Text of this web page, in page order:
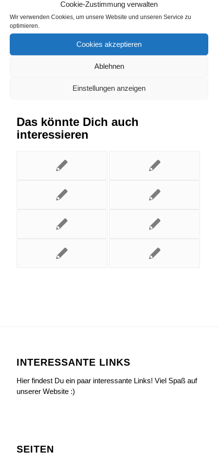
Cookie-Zustimmung verwalten
Wir verwenden Cookies, um unsere Website und unseren Service zu
optimieren.
Cookies akzeptieren
Ablehnen
Einstellungen anzeigen
Eintrag teilen
Das könnte Dich auch
interessieren
INTERESSANTE LINKS
Hier findest Du ein paar interessante Links! Viel Spaß auf
unserer Website :)
SEITEN